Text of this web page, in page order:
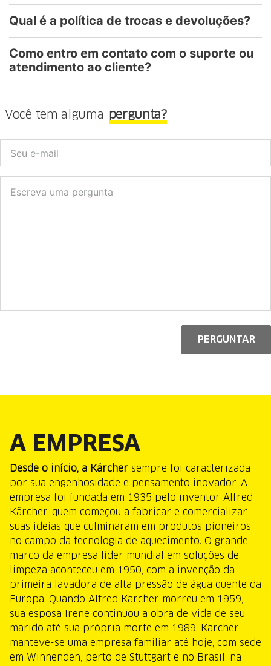
Qual é a política de trocas e devoluções?
Como entro em contato com o suporte ou
atendimento ao cliente?
Você tem alguma pergunta?
PERGUNTAR
A EMPRESA
Desde o início, a Kärcher sempre foi caracterizada
por sua engenhosidade e pensamento inovador. A
empresa foi fundada em 1935 pelo inventor Alfred
Kärcher, quem começou a fabricar e comercializar
suas ideias que culminaram em produtos pioneiros
no campo da tecnologia de aquecimento. O grande
marco da empresa líder mundial em soluções de
limpeza aconteceu em 1950, com a invenção da
primeira lavadora de alta pressão de água quente da
Europa. Quando Alfred Kärcher morreu em 1959,
sua esposa Irene continuou a obra de vida de seu
marido até sua própria morte em 1989. Kärcher
manteve-se uma empresa familiar até hoje, com sede
em Winnenden, perto de Stuttgart e no Brasil, na